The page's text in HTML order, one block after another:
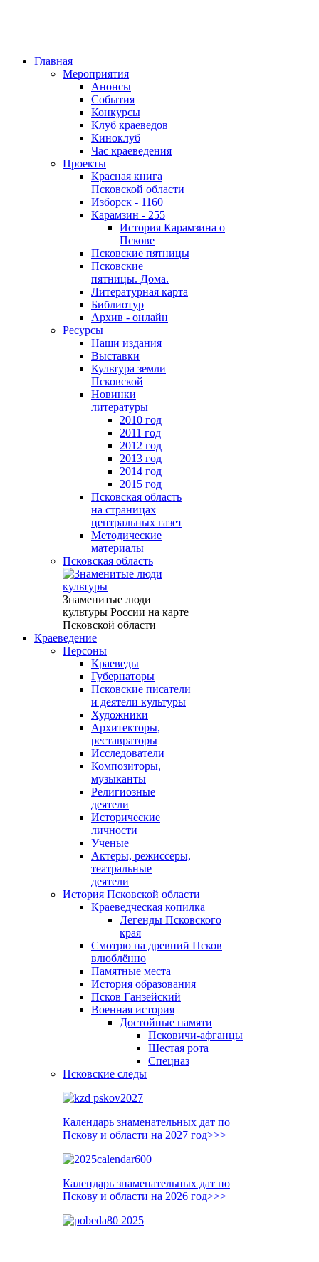
Главная
Мероприятия
Анонсы
События
Конкурсы
Клуб краеведов
Киноклуб
Час краеведения
Проекты
Красная книга
Псковской области
Изборск - 1160
Карамзин - 255
История Карамзина о
Пскове
Псковские пятницы
Псковские
пятницы. Дома.
Литературная карта
Библиотур
Архив - онлайн
Ресурсы
Наши издания
Выставки
Культура земли
Псковской
Новинки
литературы
2010 год
2011 год
2012 год
2013 год
2014 год
2015 год
Псковская область
на страницах
центральных газет
Методические
материалы
Псковская область
Знаменитые люди
культуры России на карте
Псковской области
Краеведение
Персоны
Краеведы
Губернаторы
Псковские писатели
и деятели культуры
Художники
Архитекторы,
реставраторы
Исследователи
Композиторы,
музыканты
Религиозные
деятели
Исторические
личности
Ученые
Актеры, режиссеры,
театральные
деятели
История Псковской области
Краеведческая копилка
Легенды Псковского
края
Смотрю на древний Псков
влюблённо
Памятные места
История образования
Псков Ганзейский
Военная история
Достойные памяти
Псковичи-афганцы
Шестая рота
Спецназ
Псковские следы
Календарь знаменательных дат по
Пскову и области на 2027 год>>>
Календарь знаменательных дат по
Пскову и области на 2026 год>>>